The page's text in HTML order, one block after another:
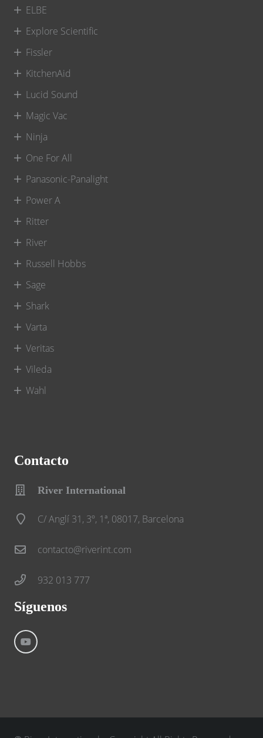
ELBE
Explore Scientific
Fissler
KitchenAid
Lucid Sound
Magic Vac
Ninja
One For All
Panasonic-Panalight
Power A
Ritter
River
Russell Hobbs
Sage
Shark
Varta
Veritas
Vileda
Wahl
Contacto
River International
C/ Anglí 31, 3º, 1ª, 08017, Barcelona
contacto@riverint.com
932 013 777
Síguenos